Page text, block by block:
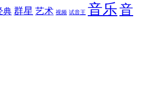
典 群星 艺术 视频 试音王 音乐音